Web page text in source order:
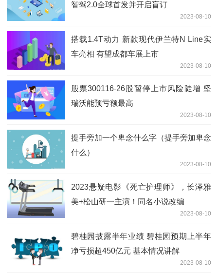
智驾2.0全球首发并开启盲订
2023-08-10
搭载1.4T动力 新款现代伊兰特N Line实
车亮相 有望成都车展上市
2023-08-10
股票300116-26股暂停上市风险陡增 坚
瑞沃能预亏额最高
2023-08-10
提手旁加一个卑念什么字（提手旁加卑念
什么）
2023-08-10
2023悬疑电影《死亡护理师》，长泽雅
美+松山研一主演！同名小说改编
2023-08-10
碧桂园披露半年业绩 碧桂园预期上半年
净亏损超450亿元 基本情况讲解
2023-08-10